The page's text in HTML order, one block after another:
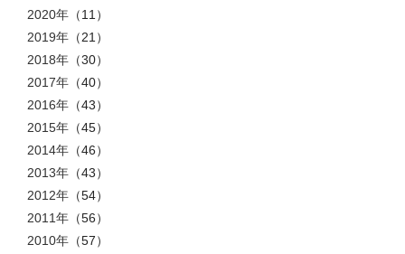
2020年 （11）
2019年 （21）
2018年 （30）
2017年 （40）
2016年 （43）
2015年 （45）
2014年 （46）
2013年 （43）
2012年 （54）
2011年 （56）
2010年 （57）